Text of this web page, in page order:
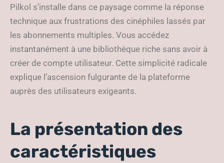
Pilkol s’installe dans ce paysage comme la réponse
technique aux frustrations des cinéphiles lassés par
les abonnements multiples. Vous accédez
instantanément à une bibliothèque riche sans avoir à
créer de compte utilisateur. Cette simplicité radicale
explique l’ascension fulgurante de la plateforme
auprès des utilisateurs exigeants.
La présentation des
caractéristiques